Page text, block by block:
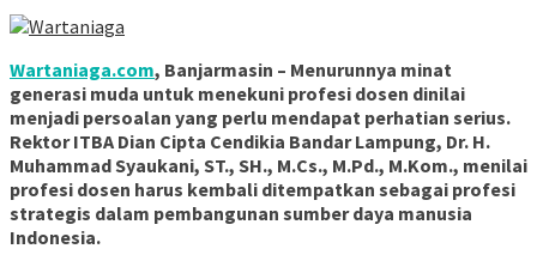
Wartaniaga.com, Banjarmasin – Menurunnya minat
generasi muda untuk menekuni profesi dosen dinilai
menjadi persoalan yang perlu mendapat perhatian serius.
Rektor ITBA Dian Cipta Cendikia Bandar Lampung, Dr. H.
Muhammad Syaukani, ST., SH., M.Cs., M.Pd., M.Kom., menilai
profesi dosen harus kembali ditempatkan sebagai profesi
strategis dalam pembangunan sumber daya manusia
Indonesia.